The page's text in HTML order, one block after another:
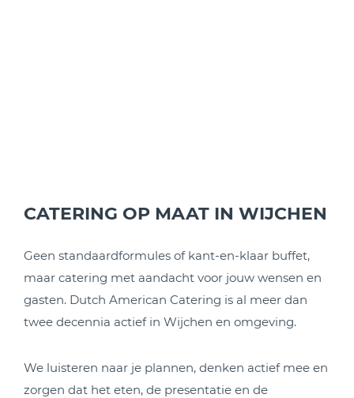
CATERING OP MAAT IN WIJCHEN
Geen standaardformules of kant-en-klaar buffet,
maar catering met aandacht voor jouw wensen en
gasten. Dutch American Catering is al meer dan
twee decennia actief in Wijchen en omgeving.
We luisteren naar je plannen, denken actief mee en
zorgen dat het eten, de presentatie en de